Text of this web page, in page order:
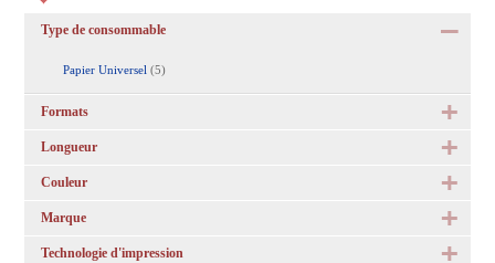
Type de consommable
Papier Universel (5)
Formats
Longueur
Couleur
Marque
Technologie d'impression